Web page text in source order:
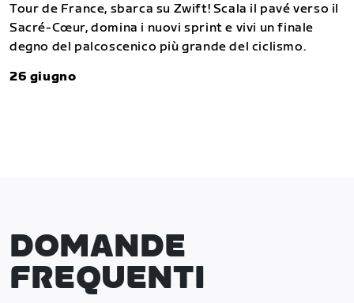
Tour de France, sbarca su Zwift! Scala il pavé verso il
Sacré-Cœur, domina i nuovi sprint e vivi un finale
degno del palcoscenico più grande del ciclismo.
26 giugno
DOMANDE
FREQUENTI